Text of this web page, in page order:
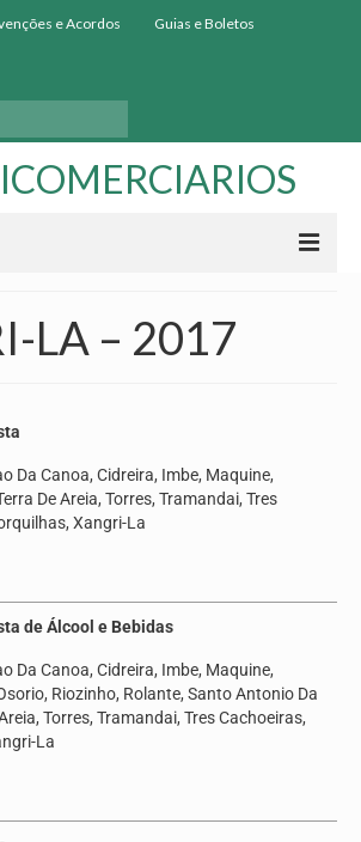
e Acordos Guias e Boletos
LA – 2017
Da Canoa, Cidreira, Imbe, Maquine,
De Areia, Torres, Tramandai, Tres
Xangri-La
de Álcool e Bebidas
Da Canoa, Cidreira, Imbe, Maquine,
Riozinho, Rolante, Santo Antonio Da
Torres, Tramandai, Tres Cachoeiras,
La